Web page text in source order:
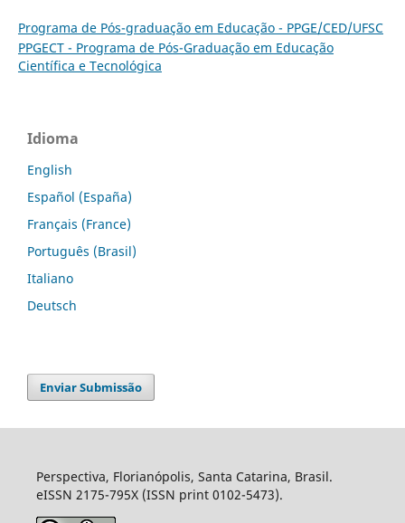
Programa de Pós-graduação em Educação - PPGE/CED/UFSC
PPGECT - Programa de Pós-Graduação em Educação
Científica e Tecnológica
Idioma
English
Español (España)
Français (France)
Português (Brasil)
Italiano
Deutsch
Enviar Submissão
Perspectiva, Florianópolis, Santa Catarina, Brasil.
eISSN 2175-795X (ISSN print 0102-5473).